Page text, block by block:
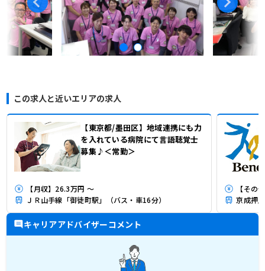
この求人と近いエリアの求人
【東京都/墨田区】地域連携にも力
を入れている病院にて言語聴覚士
募集♪＜常勤＞
【月収】26.3万円 ～
ＪＲ山手線「御徒町駅」（バス・車16分）
【その
京成押
キャリアアドバイザーコメント